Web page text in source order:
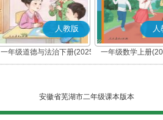
人教版
一年级道德与法治下册(2025
春版)(部编版)
人
一年级数学上册
安徽省芜湖市二年级课本版本